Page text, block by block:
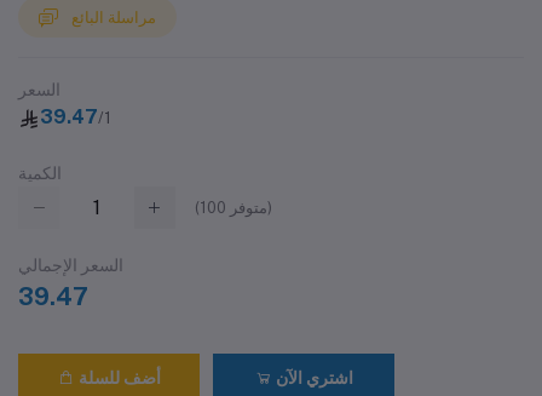
مراسلة البائع
السعر
39.47/1
الكمية
(100 متوفر)
السعر الإجمالي
39.47
أضف للسلة اشتري الآن